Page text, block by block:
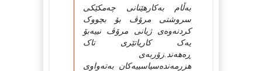
به‌ڵام به‌کارهێنانی چه‌مکێکی
سروشتی مرۆڤ بۆ بچووک
کردنه‌وه‌ی ژیانی مرۆڤ نییه‌بۆ
یه‌ک کاریاتێری تاک
ڕه‌هه‌ند.زۆربه‌ی
هزرمه‌نده‌سیاسییه‌کان به‌ته‌واوی